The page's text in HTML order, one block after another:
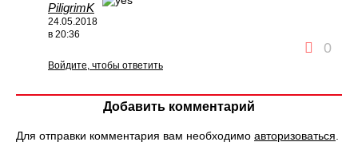
PiligrimK
24.05.2018
в 20:36
0
Войдите, чтобы ответить
Добавить комментарий
Для отправки комментария вам необходимо авторизоваться.